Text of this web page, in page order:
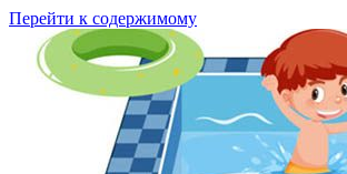
Перейти к содержимому